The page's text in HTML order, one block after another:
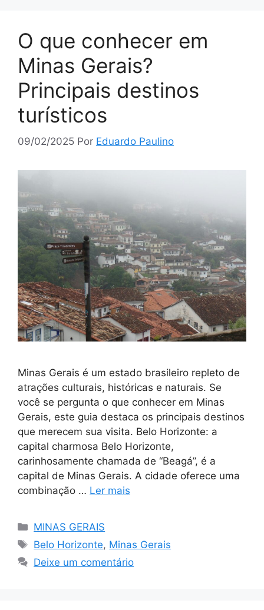
O que conhecer em
Minas Gerais?
Principais destinos
turísticos
09/02/2025 Por Eduardo Paulino
Minas Gerais é um estado brasileiro repleto de
atrações culturais, históricas e naturais. Se
você se pergunta o que conhecer em Minas
Gerais, este guia destaca os principais destinos
que merecem sua visita. Belo Horizonte: a
capital charmosa Belo Horizonte,
carinhosamente chamada de “Beagá”, é a
capital de Minas Gerais. A cidade oferece uma
combinação … Ler mais
Categorias
MINAS GERAIS
Tags
Belo Horizonte, Minas Gerais
Deixe um comentário